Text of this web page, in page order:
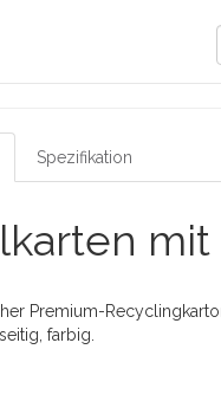
Spezifikation
Premium-
farbig.